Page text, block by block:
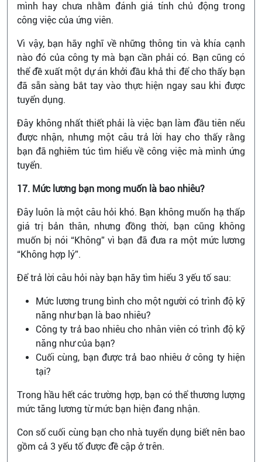
mình hay chưa nhằm đánh giá tính chủ động trong
công việc của ứng viên.
Vì vậy, bạn hãy nghĩ về những thông tin và khía cạnh
nào đó của công ty mà bạn cần phải có. Bạn cũng có
thể đề xuất một dự án khởi đầu khả thi để cho thấy bạn
đã sẵn sàng bắt tay vào thực hiện ngay sau khi được
tuyển dụng.
Đây không nhất thiết phải là việc bạn làm đầu tiên nếu
được nhận, nhưng một câu trả lời hay cho thấy rằng
bạn đã nghiêm túc tìm hiểu về công việc mà mình ứng
tuyển.
17. Mức lương bạn mong muốn là bao nhiêu?
Đây luôn là một câu hỏi khó. Bạn không muốn hạ thấp
giá trị bản thân, nhưng đồng thời, bạn cũng không
muốn bị nói “Không” vì bạn đã đưa ra một mức lương
“Không hợp lý”.
Để trả lời câu hỏi này bạn hãy tìm hiểu 3 yếu tố sau:
Mức lương trung bình cho một người có trình độ kỹ
năng như bạn là bao nhiêu?
Công ty trả bao nhiêu cho nhân viên có trình độ kỹ
năng như của bạn?
Cuối cùng, bạn được trả bao nhiêu ở công ty hiện
tại?
Trong hầu hết các trường hợp, bạn có thể thương lượng
mức tăng lương từ mức bạn hiện đang nhận.
Con số cuối cùng bạn cho nhà tuyển dụng biết nên bao
gồm cả 3 yếu tố được đề cập ở trên.